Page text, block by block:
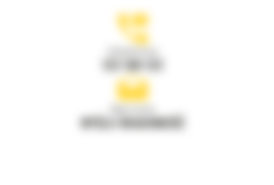
Zadzwoń do nas
122 100 122
Napisz do nas
WYŚLIJ WIADOMOŚĆ